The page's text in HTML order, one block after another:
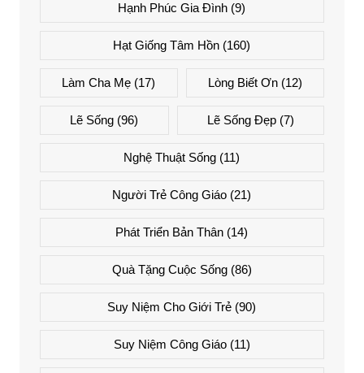
Hạnh Phúc Gia Đình (9)
Hạt Giống Tâm Hồn (160)
Làm Cha Mẹ (17) Lòng Biết Ơn(12)
Lẽ Sống (96) Lẽ Sống Đẹp(7)
Nghệ Thuật Sống (11)
Người Trẻ Công Giáo (21)
Phát Triển Bản Thân (14)
Quà Tặng Cuộc Sống(86)
Suy Niệm Cho Giới Trẻ (90)
Suy Niệm Công Giáo(11)